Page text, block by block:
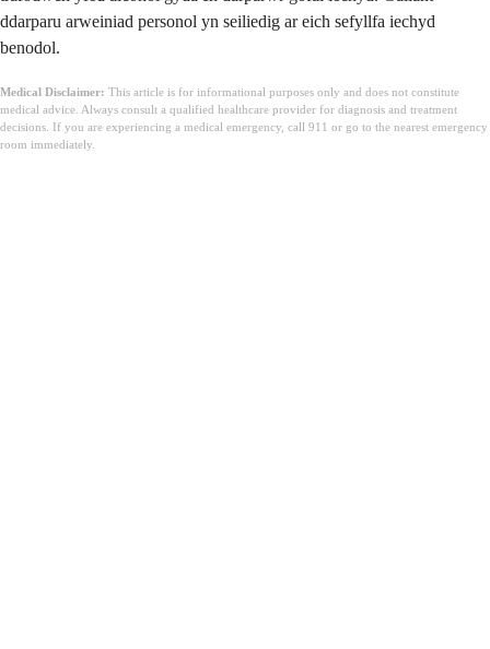
ddarparu arweiniad personol yn seiliedig ar eich sefyllfa iechyd
benodol.
Medical Disclaimer: This article is for informational purposes only and does not constitute
medical advice. Always consult a qualified healthcare provider for diagnosis and treatment
decisions. If you are experiencing a medical emergency, call 911 or go to the nearest emergency
room immediately.